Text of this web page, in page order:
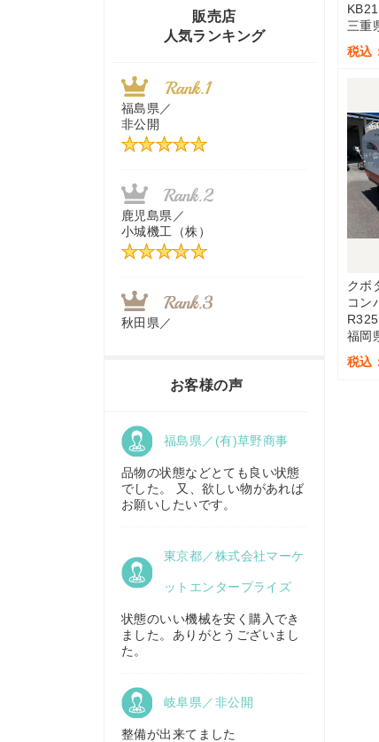
三重
税込
クボ
コン
R325
福岡
税込
農機リンクス
山梨県／
株式会社 ヨダ兄弟商会
近江商事合同会社：「茨城中古
農建機販売」
ガワ農機商会）
東京都／
株式会社マーケットエンタープ
ライズ
秋田県／
TMKトレーディング株式会社
販売店
人気ランキング
福島県／
非公開
鹿児島県／
小城機工（株）
秋田県／
香川県／
農機リンクス
株式会社キリノ
福島県／
お客様の声
福島県／(有)草野商事
品物の状態などとても良い状態
でした。 又、欲しい物があれば
お願いしたいです。
東京都／株式会社マーケ
ットエンタープライズ
状態のいい機械を安く購入でき
ました。ありがとうございまし
た。
岐阜県／非公開
整備が出来てました